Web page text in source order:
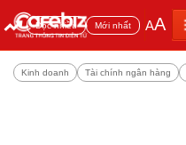
Đọc nhiều Mới nhất AA
Kinh doanh Tài chính ngân hàng